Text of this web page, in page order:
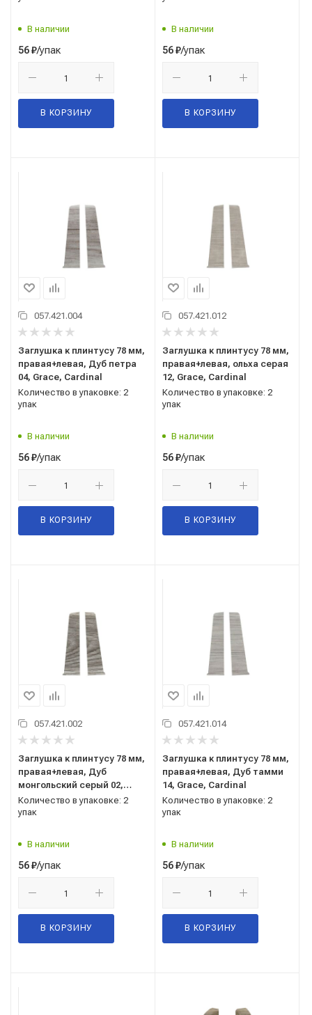
В наличии
56₽/упак
В КОРЗИНУ
В наличии
56₽/упак
В КОРЗИНУ
057.421.004
Заглушка к плинтусу 78 мм,
правая+левая, Дуб петра
04, Grace, Cardinal
Количество в упаковке: 2
упак
В наличии
56₽/упак
В КОРЗИНУ
057.421.012
Заглушка к плинтусу 78 мм,
правая+левая, ольха серая
12, Grace, Cardinal
Количество в упаковке: 2
упак
В наличии
56₽/упак
В КОРЗИНУ
057.421.002
Заглушка к плинтусу 78 мм,
правая+левая, Дуб
монгольский серый 02,
Grace, Cardinal
Количество в упаковке: 2
упак
В наличии
56₽/упак
В КОРЗИНУ
057.421.014
Заглушка к плинтусу 78 мм,
правая+левая, Дуб тамми
14, Grace, Cardinal
Количество в упаковке: 2
упак
В наличии
56₽/упак
В КОРЗИНУ